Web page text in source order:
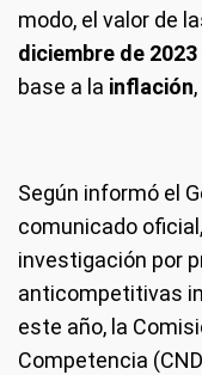
modo, el valor de
diciembre de 2023
base a la inflación
Según informó el
comunicado
investigación por
anticompetitivas
este año, la
Competencia